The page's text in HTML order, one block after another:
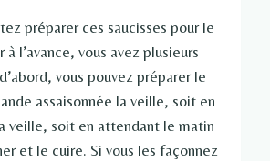
préparer ces saucisses pour le
l’avance, vous avez plusieurs
vous pouvez préparer le
assaisonnée la veille, soit en
veille, soit en attendant le matin
et le cuire. Si vous les façonnez